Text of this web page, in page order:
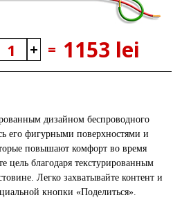
= 1153 lei
дизайном беспроводного
его фигурными поверхностями и
повышают комфорт во время
цель благодаря текстурированным
Легко захватывайте контент и
кнопки «Поделиться».